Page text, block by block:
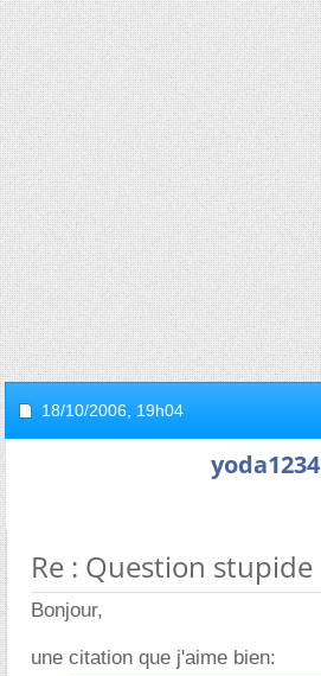
18/10/2006, 19h04
yoda1234
Re : Question stupide
Bonjour,
une citation que j'aime bien: